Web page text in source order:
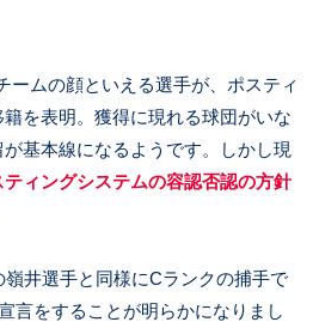
ームの顔といえる選手が、ポスティ
を表明。獲得に現れる球団がいな
基本線になるようです。しかし現
ティングシステムの容認否認の方針
嶺井選手と同様にCランクの捕手で
言をすることが明らかになりまし